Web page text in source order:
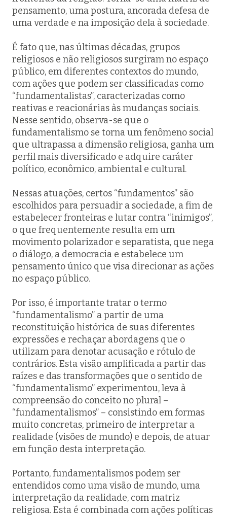
pensamento, uma postura, ancorada defesa de
uma verdade e na imposição dela à sociedade.
É fato que, nas últimas décadas, grupos
religiosos e não religiosos surgiram no espaço
público, em diferentes contextos do mundo,
com ações que podem ser classificadas como
“fundamentalistas”, caracterizadas como
reativas e reacionárias às mudanças sociais.
Nesse sentido, observa-se que o
fundamentalismo se torna um fenômeno social
que ultrapassa a dimensão religiosa, ganha um
perfil mais diversificado e adquire caráter
político, econômico, ambiental e cultural.
Nessas atuações, certos “fundamentos” são
escolhidos para persuadir a sociedade, a fim de
estabelecer fronteiras e lutar contra “inimigos”,
o que frequentemente resulta em um
movimento polarizador e separatista, que nega
o diálogo, a democracia e estabelece um
pensamento único que visa direcionar as ações
no espaço público.
Por isso, é importante tratar o termo
“fundamentalismo” a partir de uma
reconstituição histórica de suas diferentes
expressões e rechaçar abordagens que o
utilizam para denotar acusação e rótulo de
contrários. Esta visão amplificada a partir das
raízes e das transformações que o sentido de
“fundamentalismo” experimentou, leva à
compreensão do conceito no plural –
“fundamentalismos” – consistindo em formas
muito concretas, primeiro de interpretar a
realidade (visões de mundo) e depois, de atuar
em função desta interpretação.
Portanto, fundamentalismos podem ser
entendidos como uma visão de mundo, uma
interpretação da realidade, com matriz
religiosa. Esta é combinada com ações políticas